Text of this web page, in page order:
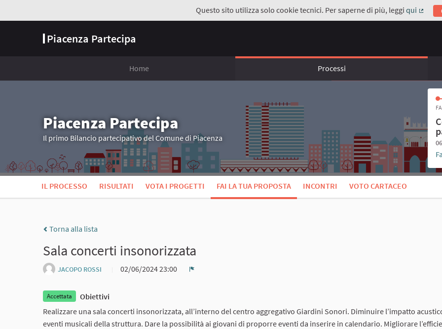
Questo sito utilizza solo cookie tecnici. Per saperne di più, leggiqui
Piacenza Partecipa
Home Processi
Piacenza Partecipa
Il primo Bilancio partecipativo del Comune di Piacenza
IL PROCESSO RISULTATI VOTA I PROGETTI FAI LA TUA PROPOSTA INCONTRI VOTO CARTACEO
Torna alla lista
Sala concerti insonorizzata
JACOPO ROSSI
02/06/2024 23:00
Accettata
Obiettivi
Realizzare una sala concerti insonorizzata, all’interno del centro aggregativo Giardini Sonori. Diminuire l’impatto
eventi musicali della struttura. Dare la possibilità ai giovani di proporre eventi da inserire in calendario. Migliorare